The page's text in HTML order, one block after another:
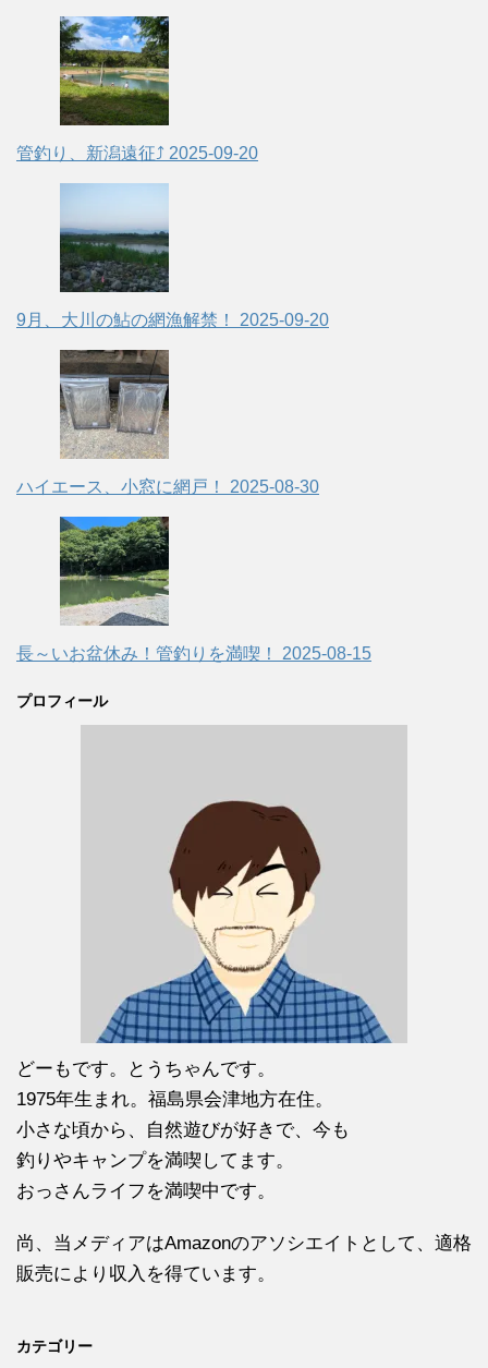
管釣り、新潟遠征⤴ 2025-09-20
9月、大川の鮎の網漁解禁！ 2025-09-20
ハイエース、小窓に網戸！ 2025-08-30
長～いお盆休み！管釣りを満喫！ 2025-08-15
プロフィール
どーもです。とうちゃんです。
1975年生まれ。福島県会津地方在住。
小さな頃から、自然遊びが好きで、今も
釣りやキャンプを満喫してます。
おっさんライフを満喫中です。
尚、当メディアはAmazonのアソシエイトとして、適格
販売により収入を得ています。
カテゴリー